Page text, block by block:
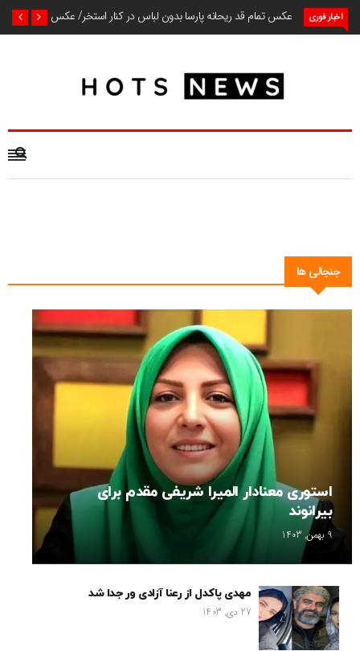
اخبار فوری عکس تمام قد ریحانه پارسا بدون لباس در کنار استخر/ عکس
جنجالی ها
استوری معنادار المیرا شریفی مقدم برای
بیرانوند
9 بهمن, 1403
مهدی پاکدل از رعنا آزادی ور جدا شد
27 دی, 1403